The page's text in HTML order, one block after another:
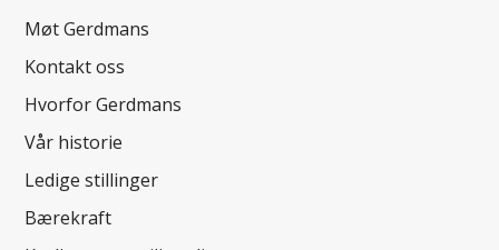
Møt Gerdmans
Kontakt oss
Hvorfor Gerdmans
Vår historie
Ledige stillinger
Bærekraft